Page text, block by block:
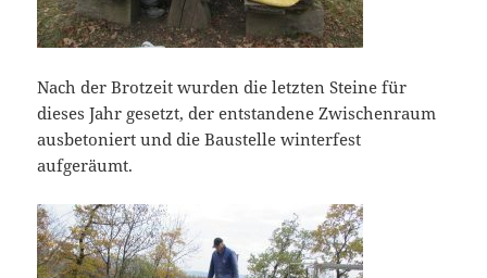
Nach der Brotzeit wurden die letzten Steine für
dieses Jahr gesetzt, der entstandene Zwischenraum
ausbetoniert und die Baustelle winterfest
aufgeräumt.